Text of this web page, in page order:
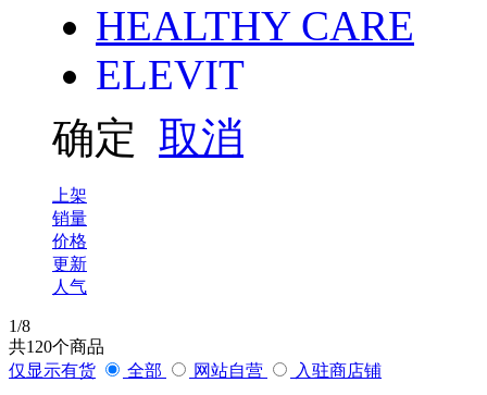
HEALTHY CARE
ELEVIT
NATURES WAY
Life space
SWISSE
确定 取消
上架
销量
价格
更新
人气
1/8
共120个商品
仅显示有货
全部 网站自营 入驻商店铺